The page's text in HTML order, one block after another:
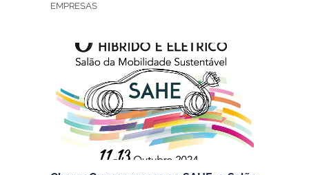
EMPRESAS